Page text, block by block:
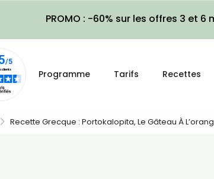
PROMO : -60% sur les offres 3 et 6
Programme Tarifs Recettes
Recette Grecque : Portokalopita, Le Gâteau À